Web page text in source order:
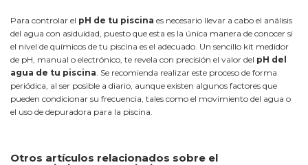
Para controlar el pH de tu piscina es necesario llevar a cabo el análisis
del agua con asiduidad, puesto que esta es la única manera de conocer si
el nivel de químicos de tu piscina es el adecuado. Un sencillo kit medidor
de pH, manual o electrónico, te revela con precisión el valor del pH del
agua de tu piscina . Se recomienda realizar este proceso de forma
periódica, al ser posible a diario, aunque existen algunos factores que
pueden condicionar su frecuencia, tales como el movimiento del agua o
el uso de depuradora para la piscina.
Otros artículos relacionados sobre el